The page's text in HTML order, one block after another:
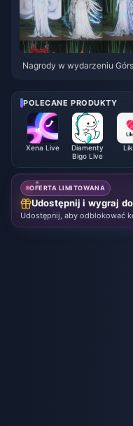
Nagrody w wydarzeniu
priorytety
POLECANE PRODUKTY
Xena Live
Diamenty
Bigo Live
OFERTA LIMITOWANA
Udostępnij i wygraj
Udostępnij, aby odblokować